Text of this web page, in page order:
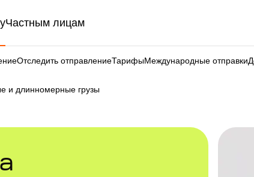
Частным лицам
Отследить отправлениеТарифыМеждународные отправки
и длинномерные грузы